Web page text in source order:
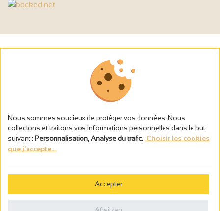
L’abus d’alcool est dangereux pour la santé, à consommer avec
Nous sommes soucieux de protéger vos données. Nous
collectons et traitons vos informations personnelles dans le but
suivant : Personnalisation, Analyse du trafic Choisir les cookies
que j'accepte...
Accepter